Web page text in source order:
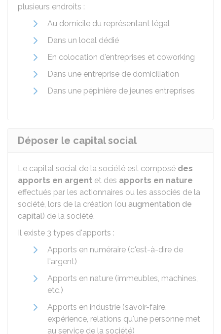
plusieurs endroits :
Au domicile du représentant légal
Dans un local dédié
En colocation d'entreprises et coworking
Dans une entreprise de domiciliation
Dans une pépinière de jeunes entreprises
Déposer le capital social
Le capital social de la société est composé des
apports en argent et des apports en nature
effectués par les actionnaires ou les associés de la
société, lors de la création (ou augmentation de
capital) de la société.
Il existe 3 types d'apports :
Apports en numéraire (c'est-à-dire de
l'argent)
Apports en nature (immeubles, machines,
etc.)
Apports en industrie (savoir-faire,
expérience, relations qu'une personne met
au service de la société)